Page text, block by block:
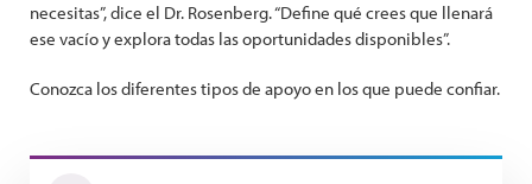
necesitas”, dice el Dr. Rosenberg. “Define qué crees que llenará
ese vacío y explora todas las oportunidades disponibles”.
Conozca los diferentes tipos de apoyo en los que puede confiar.